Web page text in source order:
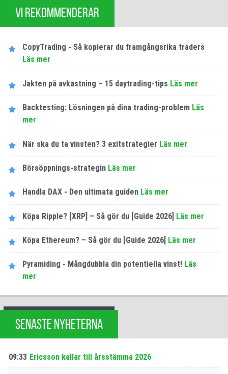
VI REKOMMENDERAR
CopyTrading - Så kopierar du framgångsrika traders
Läs mer
Jakten på avkastning – 15 daytrading-tips Läs mer
Backtesting: Lösningen på dina trading-problem Läs
mer
När ska du ta vinsten? 3 exitstrategier Läs mer
Börsöppnings-strategin Läs mer
Handla DAX - Den ultimata guiden Läs mer
Köpa Ripple? [XRP] – Så gör du [Guide 2026] Läs mer
Köpa Ethereum? – Så gör du [Guide 2026] Läs mer
Pyramiding - Mångdubbla din potentiella vinst! Läs
mer
SENASTE NYHETERNA
09:33 Ericsson kallar till årsstämma 2026